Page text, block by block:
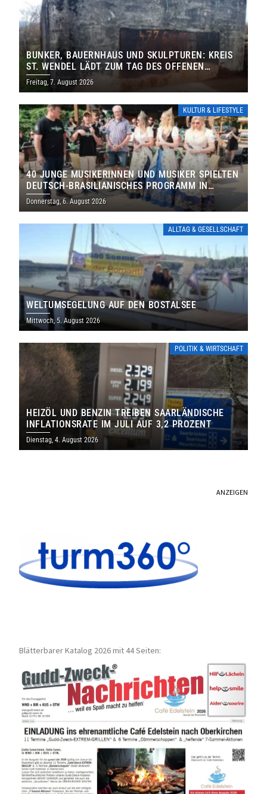
BUNKER, BAUERNHAUS UND SKULPTUREN: KREIS
ST. WENDEL LÄDT ZUM TAG DES OFFENEN
DENKMALS EIN
Freitag, 7. August 2026
KULTUR & LIFESTYLE
40 JUNGE MUSIKERINNEN UND MUSIKER SPIELTEN
DEUTSCH-BRASILIANISCHES PROGRAMM IN
THOLEY
Donnerstag, 6. August 2026
ALLTAG & GESELLSCHAFT
WELTUMSEGELUNG AUF DEN BOSTALSEE
Mittwoch, 5. August 2026
POLITIK & WIRTSCHAFT
HEIZÖL UND BENZIN TREIBEN SAARLÄNDISCHE
INFLATIONSRATE IM JULI AUF 3,2 PROZENT
Dienstag, 4. August 2026
ANZEIGEN
Blätterbarer Katalog 2026 mit 44 Seiten: